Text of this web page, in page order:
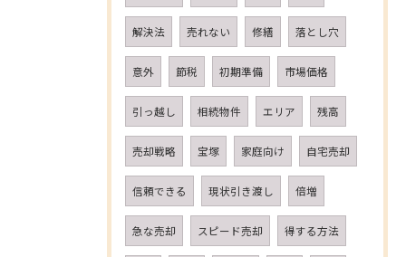
解決法 売れない 修繕 落とし穴
意外 節税 初期準備 市場価格
引っ越し 相続物件 エリア 残高
売却戦略 宝塚 家庭向け 自宅売却
信頼できる 現状引き渡し 倍増
急な売却 スピード売却 得する方法